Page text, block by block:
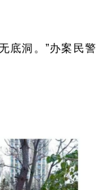
底洞。”办案民警